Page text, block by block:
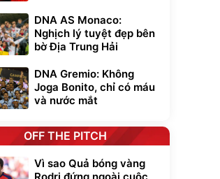
DNA AS Monaco:
Nghịch lý tuyệt đẹp bên
bờ Địa Trung Hải
DNA Gremio: Không
Joga Bonito, chỉ có máu
và nước mắt
OFF THE PITCH
Vì sao Quả bóng vàng